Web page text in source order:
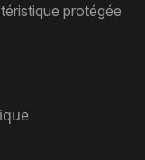
protégée